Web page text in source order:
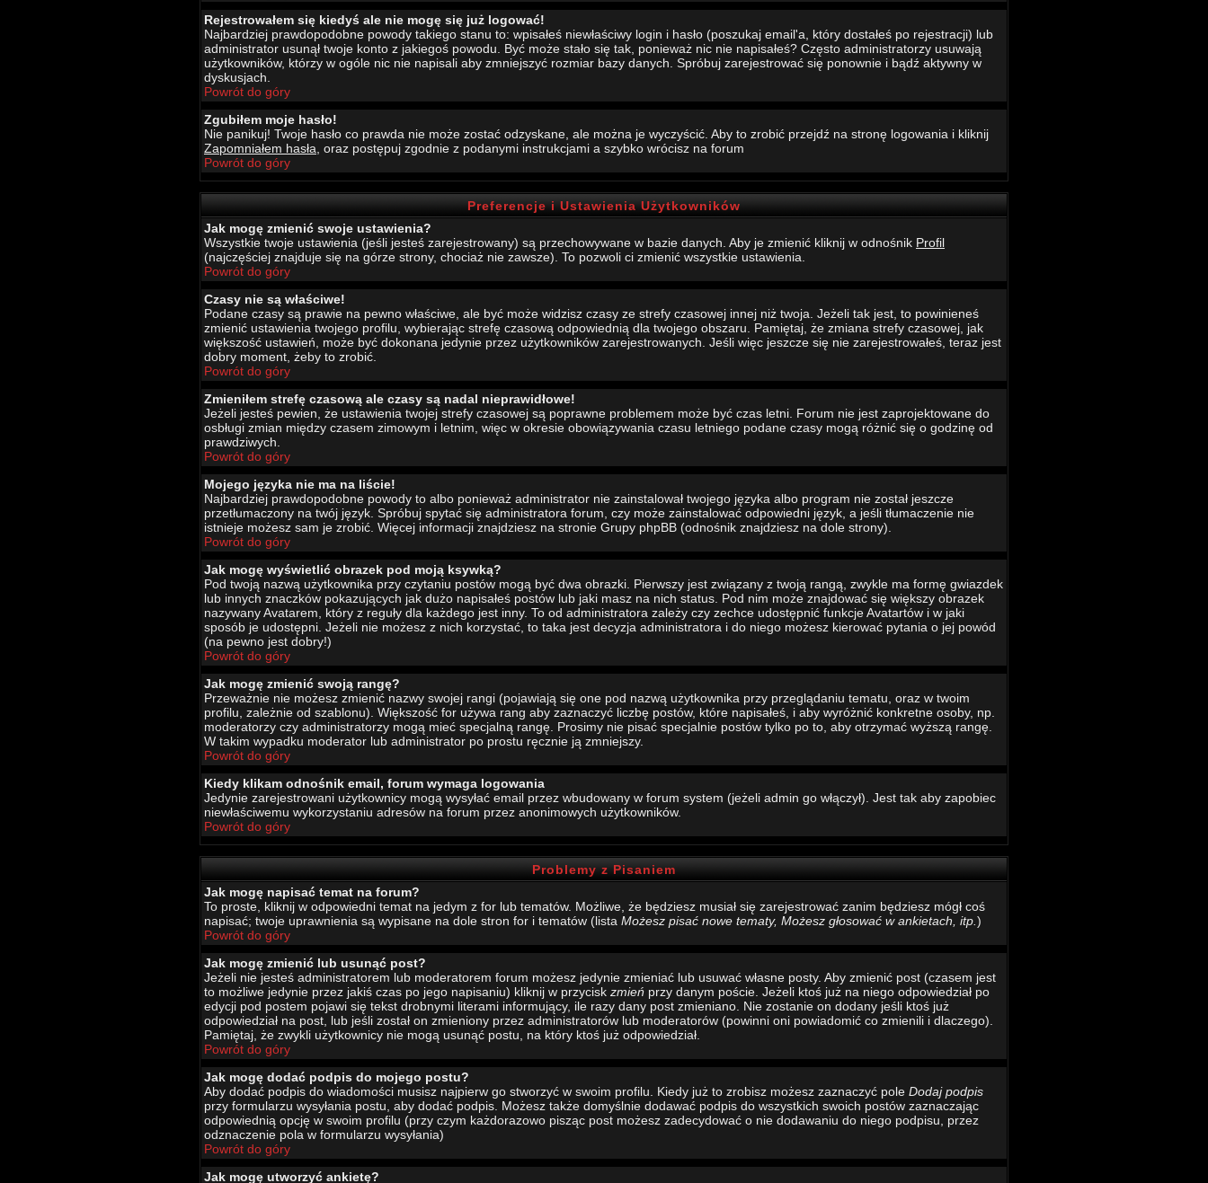
Rejestrowałem się kiedyś ale nie mogę się już logować!
Najbardziej prawdopodobne powody takiego stanu to: wpisałeś niewłaściwy login i hasło (poszukaj email'a, który dostałeś po rejestracji) lub
administrator usunął twoje konto z jakiegoś powodu. Być może stało się tak, ponieważ nic nie napisałeś? Często administratorzy usuwają
użytkowników, którzy w ogóle nic nie napisali aby zmniejszyć rozmiar bazy danych. Spróbuj zarejestrować się ponownie i bądź aktywny w
dyskusjach.
Powrót do góry
Zgubiłem moje hasło!
Nie panikuj! Twoje hasło co prawda nie może zostać odzyskane, ale można je wyczyścić. Aby to zrobić przejdź na stronę logowania i kliknij
Zapomniałem hasła , oraz postępuj zgodnie z podanymi instrukcjami a szybko wrócisz na forum
Powrót do góry
Preferencje i Ustawienia Użytkowników
Jak mogę zmienić swoje ustawienia?
Wszystkie twoje ustawienia (jeśli jesteś zarejestrowany) są przechowywane w bazie danych. Aby je zmienić kliknij w odnośnik Profil
(najczęściej znajduje się na górze strony, chociaż nie zawsze). To pozwoli ci zmienić wszystkie ustawienia.
Powrót do góry
Czasy nie są właściwe!
Podane czasy są prawie na pewno właściwe, ale być może widzisz czasy ze strefy czasowej innej niż twoja. Jeżeli tak jest, to powinieneś
zmienić ustawienia twojego profilu, wybierając strefę czasową odpowiednią dla twojego obszaru. Pamiętaj, że zmiana strefy czasowej, jak
większość ustawień, może być dokonana jedynie przez użytkowników zarejestrowanych. Jeśli więc jeszcze się nie zarejestrowałeś, teraz jest
dobry moment, żeby to zrobić.
Powrót do góry
Zmieniłem strefę czasową ale czasy są nadal nieprawidłowe!
Jeżeli jesteś pewien, że ustawienia twojej strefy czasowej są poprawne problemem może być czas letni. Forum nie jest zaprojektowane do
osbługi zmian między czasem zimowym i letnim, więc w okresie obowiązywania czasu letniego podane czasy mogą różnić się o godzinę od
prawdziwych.
Powrót do góry
Mojego języka nie ma na liście!
Najbardziej prawdopodobne powody to albo ponieważ administrator nie zainstalował twojego języka albo program nie został jeszcze
przetłumaczony na twój język. Spróbuj spytać się administratora forum, czy może zainstalować odpowiedni język, a jeśli tłumaczenie nie
istnieje możesz sam je zrobić. Więcej informacji znajdziesz na stronie Grupy phpBB (odnośnik znajdziesz na dole strony).
Powrót do góry
Jak mogę wyświetlić obrazek pod moją ksywką?
Pod twoją nazwą użytkownika przy czytaniu postów mogą być dwa obrazki. Pierwszy jest związany z twoją rangą, zwykle ma formę gwiazdek
lub innych znaczków pokazujących jak dużo napisałeś postów lub jaki masz na nich status. Pod nim może znajdować się większy obrazek
nazywany Avatarem, który z reguły dla każdego jest inny. To od administratora zależy czy zechce udostępnić funkcje Avatartów i w jaki
sposób je udostępni. Jeżeli nie możesz z nich korzystać, to taka jest decyzja administratora i do niego możesz kierować pytania o jej powód
(na pewno jest dobry!)
Powrót do góry
Jak mogę zmienić swoją rangę?
Przeważnie nie możesz zmienić nazwy swojej rangi (pojawiają się one pod nazwą użytkownika przy przeglądaniu tematu, oraz w twoim
profilu, zależnie od szablonu). Większość for używa rang aby zaznaczyć liczbę postów, które napisałeś, i aby wyróżnić konkretne osoby, np.
moderatorzy czy administratorzy mogą mieć specjalną rangę. Prosimy nie pisać specjalnie postów tylko po to, aby otrzymać wyższą rangę.
W takim wypadku moderator lub administrator po prostu ręcznie ją zmniejszy.
Powrót do góry
Kiedy klikam odnośnik email, forum wymaga logowania
Jedynie zarejestrowani użytkownicy mogą wysyłać email przez wbudowany w forum system (jeżeli admin go włączył). Jest tak aby zapobiec
niewłaściwemu wykorzystaniu adresów na forum przez anonimowych użytkowników.
Powrót do góry
Problemy z Pisaniem
Jak mogę napisać temat na forum?
To proste, kliknij w odpowiedni temat na jedym z for lub tematów. Możliwe, że będziesz musiał się zarejestrować zanim będziesz mógł coś
napisać; twoje uprawnienia są wypisane na dole stron for i tematów (lista Możesz pisać nowe tematy, Możesz głosować w ankietach, itp. )
Powrót do góry
Jak mogę zmienić lub usunąć post?
Jeżeli nie jesteś administratorem lub moderatorem forum możesz jedynie zmieniać lub usuwać własne posty. Aby zmienić post (czasem jest
to możliwe jedynie przez jakiś czas po jego napisaniu) kliknij w przycisk zmień przy danym poście. Jeżeli ktoś już na niego odpowiedział po
edycji pod postem pojawi się tekst drobnymi literami informujący, ile razy dany post zmieniano. Nie zostanie on dodany jeśli ktoś już
odpowiedział na post, lub jeśli został on zmieniony przez administratorów lub moderatorów (powinni oni powiadomić co zmienili i dlaczego).
Pamiętaj, że zwykli użytkownicy nie mogą usunąć postu, na który ktoś już odpowiedział.
Powrót do góry
Jak mogę dodać podpis do mojego postu?
Aby dodać podpis do wiadomości musisz najpierw go stworzyć w swoim profilu. Kiedy już to zrobisz możesz zaznaczyć pole Dodaj podpis
przy formularzu wysyłania postu, aby dodać podpis. Możesz także domyślnie dodawać podpis do wszystkich swoich postów zaznaczając
odpowiednią opcję w swoim profilu (przy czym każdorazowo pisząc post możesz zadecydować o nie dodawaniu do niego podpisu, przez
odznaczenie pola w formularzu wysyłania)
Powrót do góry
Jak mogę utworzyć ankietę?